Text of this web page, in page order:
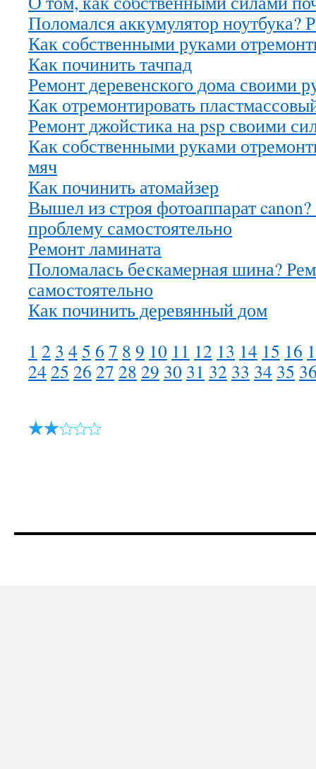
Поломался аккумулятор ноутбука?
Как собственными руками
Как починить тачпад
Ремонт деревенского дома своими
Как отремонтировать
Ремонт джойстика на psp своими
Как собственными руками
мяч
Как починить атомайзер
Вышел из строя фотоаппарат
проблему самостоятельно
Ремонт ламината
Поломалась бескамерная шина?
самостоятельно
Как починить деревянный дом
1 2 3 4 5 6 7 8 9 10 11 12 13 14 15 16
24 25 26 27 28 29 30 31 32 33 34 35